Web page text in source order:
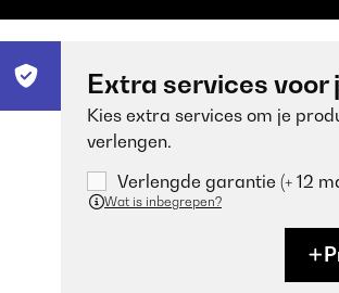
Extra services
Kies extra services om je
verlengen.
Verlengde garantie (+ 12
Wat is inbegrepen?